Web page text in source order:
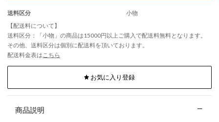
送料区分
小物
【配送料について】
送料区分：「小物」の商品は15000円以上ご購入で配送料無料となります。
その他、送料区分は個別に配送料を頂いております。
配送料金表は こちら
お気に入り登録
商品説明